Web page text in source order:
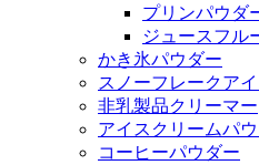
プリンパウダ
ジュースフル
かき氷パウダー
スノーフレークア
非乳製品クリーマー
アイスクリームパ
コーヒーパウダー